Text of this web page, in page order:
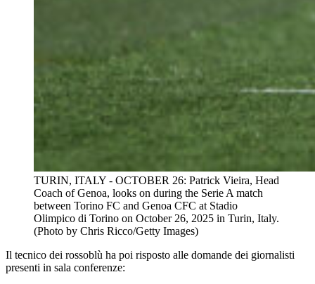
TURIN, ITALY - OCTOBER 26: Patrick Vieira, Head
Coach of Genoa, looks on during the Serie A match
between Torino FC and Genoa CFC at Stadio
Olimpico di Torino on October 26, 2025 in Turin, Italy.
(Photo by Chris Ricco/Getty Images)
Il tecnico dei rossoblù ha poi risposto alle domande dei giornalisti
presenti in sala conferenze: